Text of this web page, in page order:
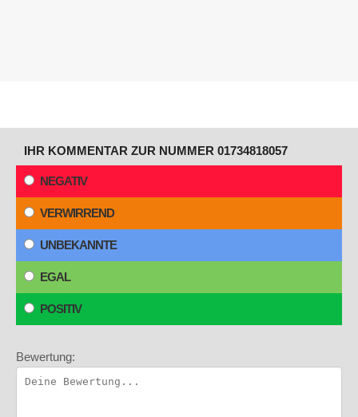
IHR KOMMENTAR ZUR NUMMER 01734818057
NEGATIV
VERWIRREND
UNBEKANNTE
EGAL
POSITIV
Bewertung: